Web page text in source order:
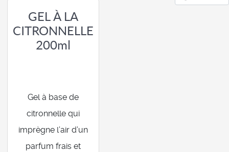
GEL À LA
CITRONNELLE
200ml
Gel à base de
citronnelle qui
imprègne l’air d’un
parfum frais et